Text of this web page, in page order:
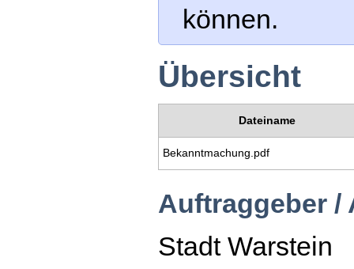
können.
Übersicht
Dateiname
Bekanntmachung.pdf
Auftraggeber /
Stadt Warstein